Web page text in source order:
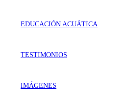
EDUCACIÓN ACUÁTICA
TESTIMONIOS
IMÁGENES